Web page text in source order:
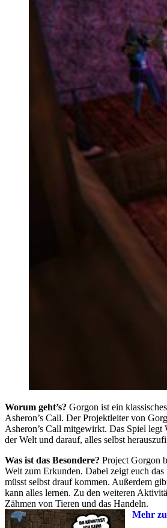
Worum geht’s? Gorgon ist ein
Asheron’s Call. Der Projektleiter von
Asheron’s Call mitgewirkt. Das Spiel legt
der Welt und darauf, alles selbst
Was ist das Besondere? Project Gorgon
Welt zum Erkunden. Dabei zeigt euch
müsst selbst drauf kommen. Außerdem
kann alles lernen. Zu den weiteren
Zähmen von Tieren und das Handeln.
Mehr